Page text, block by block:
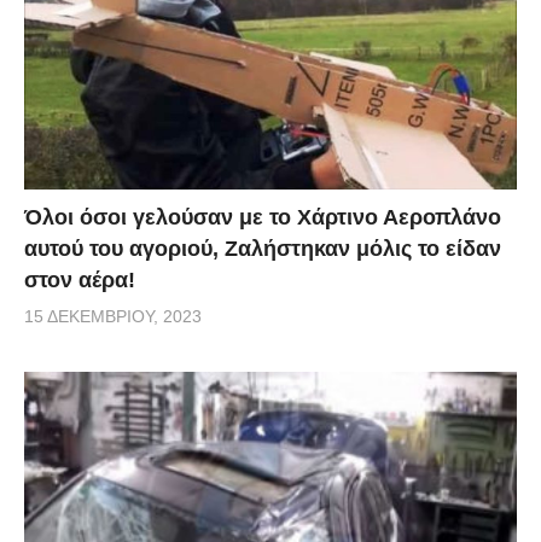
Όλοι όσοι γελούσαν με το Χάρτινο Αεροπλάνο
αυτού του αγοριού, Ζαλήστηκαν μόλις το είδαν
στον αέρα!
15 ΔΕΚΕΜΒΡΊΟΥ, 2023